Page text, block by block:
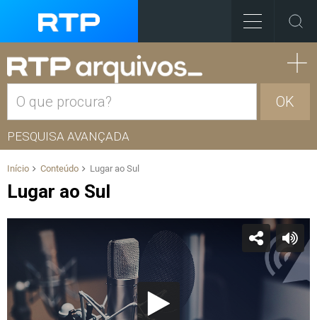
OK
PESQUISA AVANÇADA
Início Conteúdo Lugar ao Sul
Lugar ao Sul